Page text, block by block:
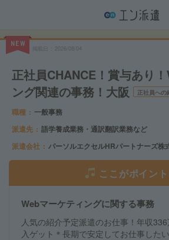
NEW
2026/08/04
正社員CHANCE！賞与あり
ング関連の事務！大阪
正社員への
職種
一般事務
派遣先
語学養成業務・通訳翻訳業務など
派遣会社
パーソルエクセルHRパートナーズ株
ここがポイント
Webマーケティングに関する事務
人気の紹介予定派遣のお仕事！年収
入ゲット＊長期で安定してお仕事した